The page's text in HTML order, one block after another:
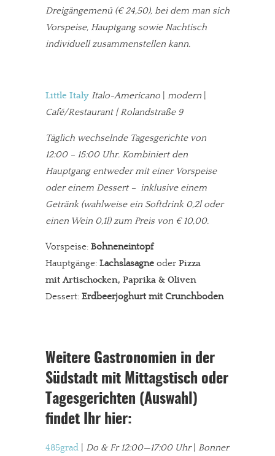
Dreigängemenü (€ 24,50), bei dem man sich
Vorspeise, Hauptgang sowie Nachtisch
individuell zusammenstellen kann.
Little Italy Italo-Americano modern
Café/Restaurant | Rolandstraße 9
Täglich wechselnde Tagesgerichte von
12:00 – 15:00 Uhr. Kombiniert den
Hauptgang entweder mit einer Vorspeise
oder einem Dessert – inklusive einem
Getränk (wahlweise ein Softdrink 0,2l oder
einen Wein 0,1l) zum Preis von € 10,00.
Vorspeise: Bohneneintopf
Hauptgänge: Lachslasagne oder Pizza
mit Artischocken, Paprika & Oliven
Dessert: Erdbeerjoghurt mit Crunchboden
Weitere Gastronomien in der
Südstadt mit Mittagstisch oder
Tagesgerichten (Auswahl)
findet Ihr hier:
485grad Do & Fr 12:00—17:00 Uhr
Bonner